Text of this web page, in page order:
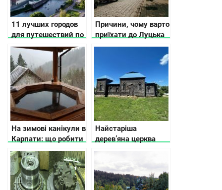
11 лучших городов
для путешествий по
Украине по версии
CNN
Причини, чому варто
приїхати до Луцька
+ відео
На зимові канікули в
Карпати: що робити
Найстаріша
дерев’яна церква
Кіровоградщини